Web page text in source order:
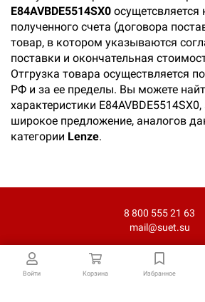
Войти Корзина Избранное
E84AVBDE5514SX0 осущетсвляется
полученного счета (договора
товар, в котором указываются
поставки и окончательная
Отгрузка товара осуществляется
РФ и за ее пределы. Вы можете
характеристики
широкое предложение, аналогов
категории Lenze.
8 800 555 21 63
mail@suet.su